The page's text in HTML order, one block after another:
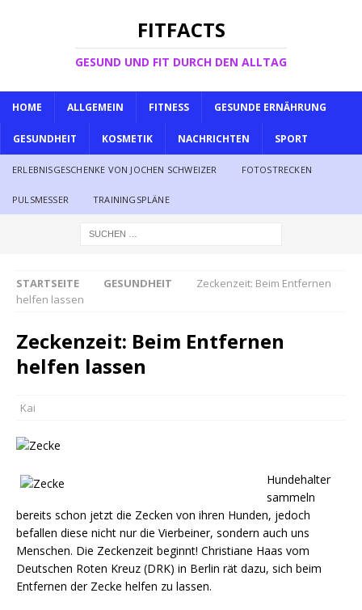
FITFACTS
GESUND UND FIT DURCH DEN ALLTAG
HOME ALLGEMEIN FITNESS GESUNDE ERNÄHRUNG
GESUNDHEIT KOSMETIK NACHRICHTEN SPORT
ERLEBNISGESCHENKE VON JOCHEN SCHWEIZER FOTOSTRECKEN
PULSMESSER TRAININGSPLÄNE
STARTSEITE GESUNDHEIT
Zeckenzeit: Beim Entfernen
helfen lassen
Zeckenzeit: Beim Entfernen
helfen lassen
Kai
Hundehalter
sammeln
bereits schon jetzt die Zecken von ihren Hunden, jedoch
befallen diese nicht nur die Vierbeiner, sondern auch uns
Menschen. Die Zeckenzeit beginnt! Christiane Haas vom
Deutschen Roten Kreuz (DRK) in Berlin rät dazu, sich beim
Entfernen der Zecke helfen zu lassen.